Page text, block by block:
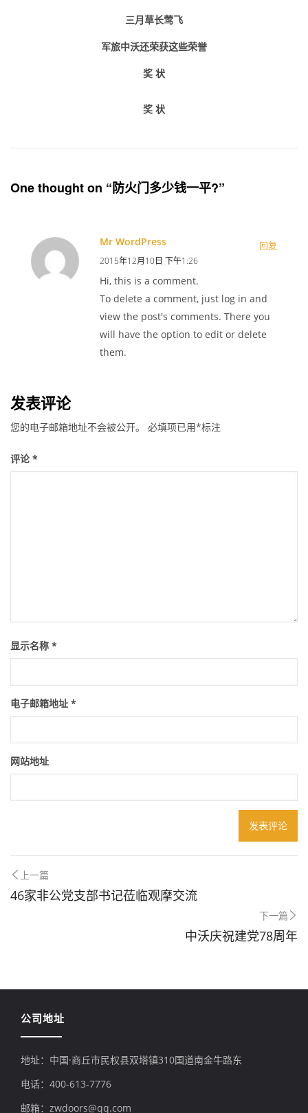
三月草长莺飞
军旅中沃还荣获这些荣誉
奖 状
奖 状
One thought on “防火门多少钱一平?”
Mr WordPress
2015年12月10日 下午1:26
Hi, this is a comment.
To delete a comment, just log in and
view the post's comments. There you
will have the option to edit or delete
them.
回复
发表评论
您的电子邮箱地址不会被公开。 必填项已用*标注
评论*
显示名称 *
电子邮箱地址 *
网站地址
上一篇
46家非公党支部书记莅临观摩交流
下一篇
中沃庆祝建党78周年
公司地址
地址：中国·商丘市民权县双塔镇310国道南金牛路东
电话：400-613-7776
邮箱：zwdoors@qq.com